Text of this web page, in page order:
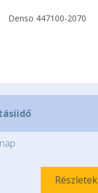
Denso 447100-2070
Részletek